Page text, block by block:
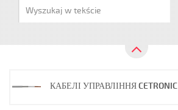
КАБЕЛІ УПРАВЛІННЯ CETRONIC